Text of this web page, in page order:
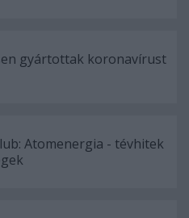
gyártottak koronavírust
Atomenergia - tévhitek